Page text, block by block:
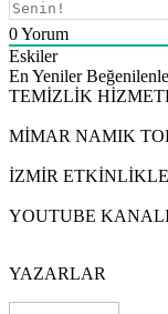
0Yorum
Eskiler
En Yeniler
TEMİZLİK
MİMAR NAMIK
İZMİR
YOUTUBE
YAZARLAR